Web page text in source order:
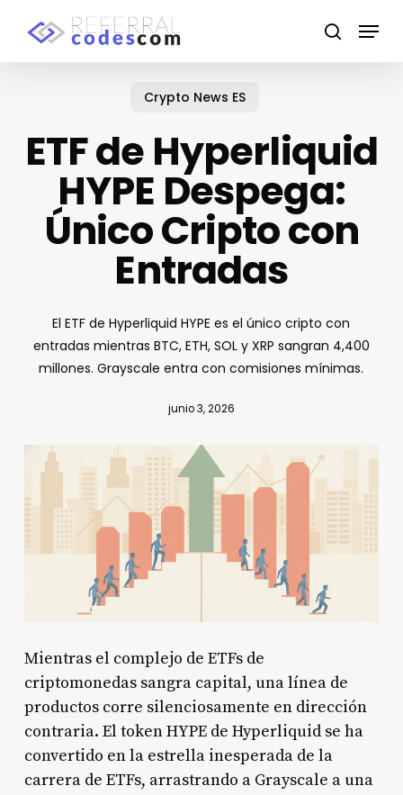
search
Menu
Crypto News ES
ETF de Hyperliquid
HYPE Despega:
Único Cripto con
Entradas
El ETF de Hyperliquid HYPE es el único cripto con
entradas mientras BTC, ETH, SOL y XRP sangran 4,400
millones. Grayscale entra con comisiones mínimas.
junio 3, 2026
Mientras el complejo de ETFs de
criptomonedas sangra capital, una línea de
productos corre silenciosamente en dirección
contraria. El token HYPE de Hyperliquid se ha
convertido en la estrella inesperada de la
carrera de ETFs, arrastrando a Grayscale a una